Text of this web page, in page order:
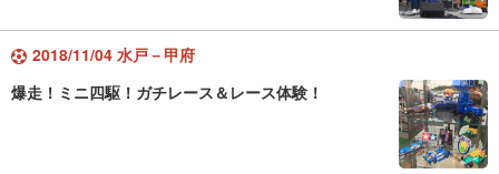
2018/11/04 水戸－甲府
爆走！ミニ四駆！ガチレース＆レース体験！